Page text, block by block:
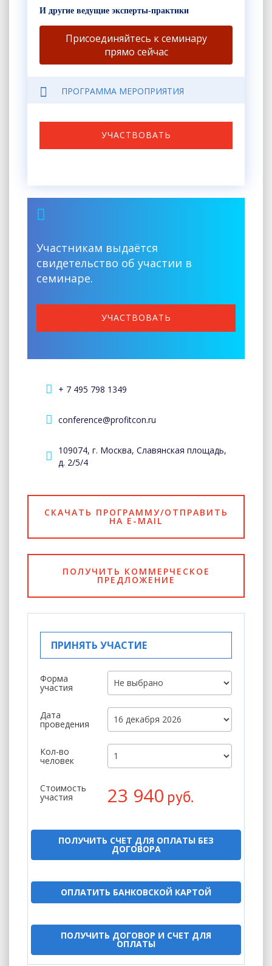
И другие ведущие эксперты-практики
Присоединяйтесь к семинару
прямо сейчас
ПРОГРАММА МЕРОПРИЯТИЯ
УЧАСТВОВАТЬ
Участникам выдаётся
свидетельство об участии в
семинаре.
УЧАСТВОВАТЬ
+ 7 495 798 1349
conference@profitcon.ru
109074, г. Москва, Славянская площадь,
д. 2/5/4
СКАЧАТЬ ПРОГРАММУ/ОТПРАВИТЬ
НА E-MAIL
ПОЛУЧИТЬ КОММЕРЧЕСКОЕ
ПРЕДЛОЖЕНИЕ
ПРИНЯТЬ УЧАСТИЕ
Форма
участия
Дата
проведения
Кол-во
человек
Стоимость
участия 23 940 руб.
ПОЛУЧИТЬ СЧЕТ ДЛЯ ОПЛАТЫ БЕЗ
ДОГОВОРА
ОПЛАТИТЬ БАНКОВСКОЙ КАРТОЙ
ПОЛУЧИТЬ ДОГОВОР И СЧЕТ ДЛЯ
ОПЛАТЫ